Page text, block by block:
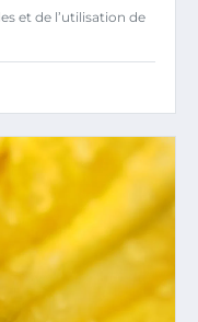
et de l’utilisation de